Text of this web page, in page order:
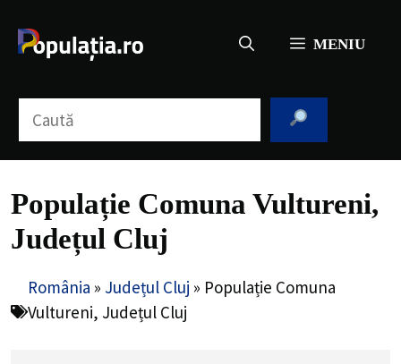
conținut
MENIU
Populație Comuna Vultureni,
Județul Cluj
România » Județul Cluj » Populație Comuna
Vultureni, Județul Cluj